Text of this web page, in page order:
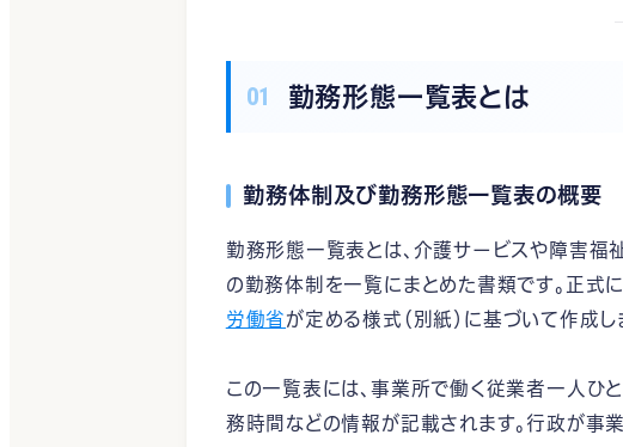
勤務形態一覧表とは
勤務体制及び勤務形態一覧表の概要
勤務形態一覧表とは、介護サービスや障害福
の勤務体制を一覧にまとめた書類です。正式
労働省が定める様式（別紙）に基づいて作成し
この一覧表には、事業所で働く従業者一人ひと
務時間などの情報が記載されます。行政が事